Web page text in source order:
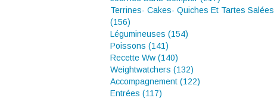
Terrines- Cakes- Quiches Et Tartes Salées
(156)
Légumineuses (154)
Poissons (141)
Recette Ww (140)
Weightwatchers (132)
Accompagnement (122)
Entrées (117)